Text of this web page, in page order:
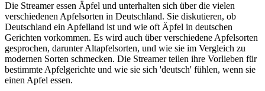
Die Streamer essen Äpfel und unterhalten sich über die vielen
verschiedenen Apfelsorten in Deutschland. Sie diskutieren, ob
Deutschland ein Apfelland ist und wie oft Äpfel in deutschen
Gerichten vorkommen. Es wird auch über verschiedene Apfelsorten
gesprochen, darunter Altapfelsorten, und wie sie im Vergleich zu
modernen Sorten schmecken. Die Streamer teilen ihre Vorlieben für
bestimmte Apfelgerichte und wie sie sich 'deutsch' fühlen, wenn sie
einen Apfel essen.